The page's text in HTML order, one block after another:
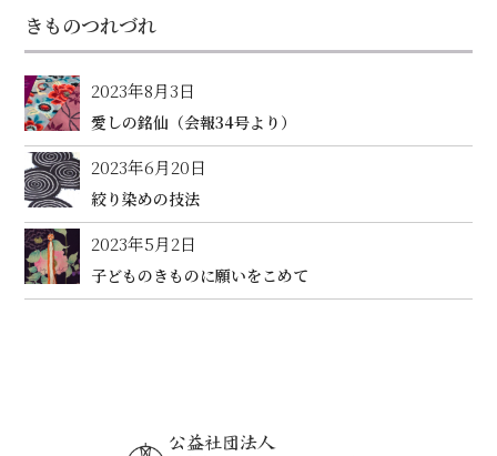
きものつれづれ
2023年8月3日
愛しの銘仙（会報34号より）
2023年6月20日
絞り染めの技法
2023年5月2日
子どものきものに願いをこめて